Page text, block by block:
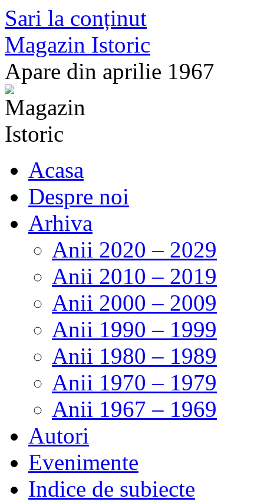
Sari la conținut
Magazin Istoric
Apare din aprilie 1967
Acasa
Despre noi
Arhiva
Anii 2020 – 2029
Anii 2010 – 2019
Anii 2000 – 2009
Anii 1990 – 1999
Anii 1980 – 1989
Anii 1970 – 1979
Anii 1967 – 1969
Autori
Evenimente
Indice de subiecte